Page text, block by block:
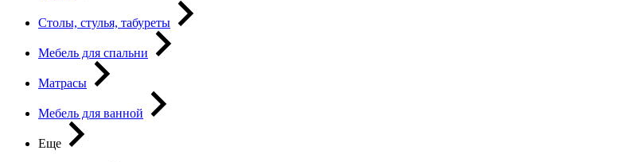
Столы, стулья, табуреты
Мебель для спальни
Матрасы
Мебель для ванной
Еще